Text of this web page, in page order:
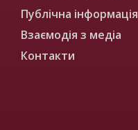
Публічна інформація
Взаємодія з медіа
Контакти